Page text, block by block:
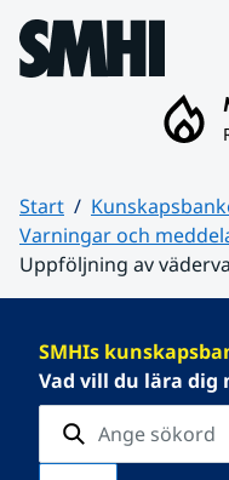
Hoppa till sidans innehåll
Start
Varningar och
Uppföljning av
SMHIs
Vad vill du lära dig